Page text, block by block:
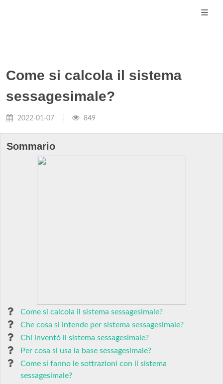
Come si calcola il sistema
sessagesimale?
2022-01-07 849
Sommario
Come si calcola il sistema sessagesimale?
Che cosa si intende per sistema sessagesimale?
Chi inventò il sistema sessagesimale?
Per cosa si usa la base sessagesimale?
Come si fanno le sottrazioni con il sistema
sessagesimale?